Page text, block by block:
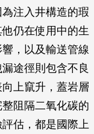
注入井構造的瑕
仍在使用中的生
，以及輸送管線
途徑則包含不良
上竄升，蓋岩層
阻隔二氧化碳的
估，都是國際上